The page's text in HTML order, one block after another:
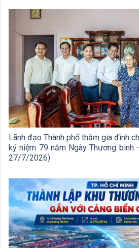
Lãnh đạo Thành phố thăm gia đình
kỷ niệm 79 năm Ngày Thương
27/7/2026)